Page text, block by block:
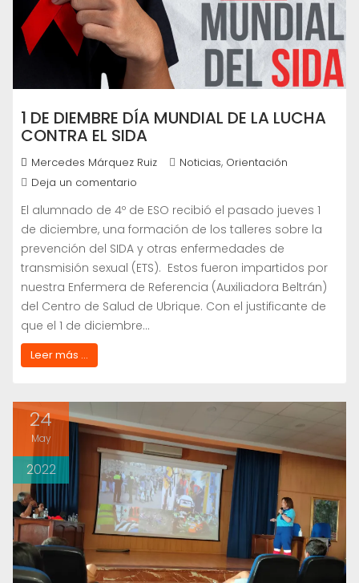
1 DE DIEMBRE DÍA MUNDIAL DE LA LUCHA
CONTRA EL SIDA
Mercedes Márquez Ruiz Noticias, Orientación
Deja un comentario
El alumnado de 4º de ESO recibió el pasado jueves 1
de diciembre, una formación de los talleres sobre la
prevención del SIDA y otras enfermedades de
transmisión sexual (ETS). Estos fueron impartidos por
nuestra Enfermera de Referencia (Auxiliadora Beltrán)
del Centro de Salud de Ubrique. Con el justificante de
que el 1 de diciembre…
Leer más ...
24
May
2022